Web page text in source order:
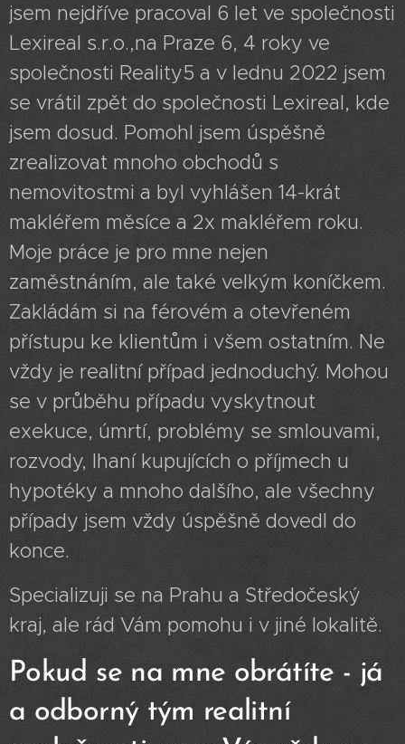
jsem nejdříve pracoval 6 let ve společnosti
Lexireal s.r.o.,na Praze 6, 4 roky ve
společnosti Reality5 a v lednu 2022 jsem
se vrátil zpět do společnosti Lexireal, kde
jsem dosud. Pomohl jsem úspěšně
zrealizovat mnoho obchodů s
nemovitostmi a byl vyhlášen 14-krát
makléřem měsíce a 2x makléřem roku.
Moje práce je pro mne nejen
zaměstnáním, ale také velkým koníčkem.
Zakládám si na férovém a otevřeném
přístupu ke klientům i všem ostatním. Ne
vždy je realitní případ jednoduchý. Mohou
se v průběhu případu vyskytnout
exekuce, úmrtí, problémy se smlouvami,
rozvody, lhaní kupujících o příjmech u
hypotéky a mnoho dalšího, ale všechny
případy jsem vždy úspěšně dovedl do
konce.
Specializuji se na Prahu a Středočeský
kraj, ale rád Vám pomohu i v jiné lokalitě.
Pokud se na mne obrátíte - já
a odborný tým realitní